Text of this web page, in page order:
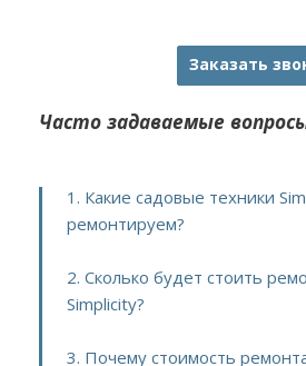
Заказать
Часто задаваемые
1. Какие садовые техники
ремонтируем?
2. Сколько будет стоить
Simplicity?
3. Почему стоимость